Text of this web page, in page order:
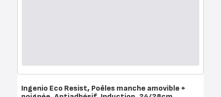
Ingenio Eco Resist, Poêles manche amovible +